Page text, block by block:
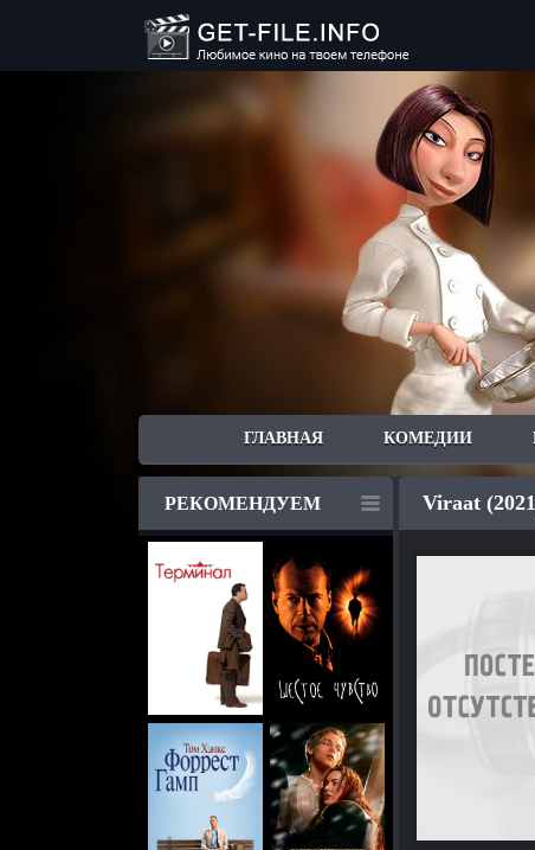
ГЛАВНАЯ КОМЕДИИ
РЕКОМЕНДУЕМ Viraat